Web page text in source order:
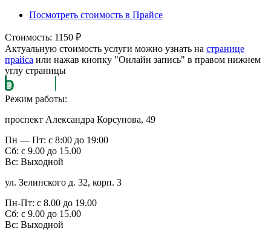
Посмотреть стоимость в Прайсе
Стоимость: 1150 ₽
Актуальную стоимость услуги можно узнать на странице
прайса или нажав кнопку "Онлайн запись" в правом нижнем
углу страницы
Режим работы:
проспект Александра Корсунова, 49
Пн — Пт: с 8:00 до 19:00
Сб: с 9.00 до 15.00
Вс: Выходной
ул. Зелинского д. 32, корп. 3
Пн-Пт: с 8.00 до 19.00
Сб: с 9.00 до 15.00
Bc: Выходной